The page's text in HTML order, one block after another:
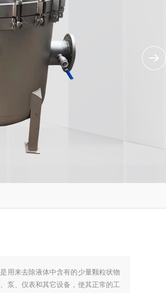
用来去除液体中含有的少量颗粒状物
泵、仪表和其它设备，使其正常的工